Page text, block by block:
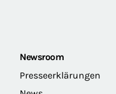
Newsroom
Presseerklärungen